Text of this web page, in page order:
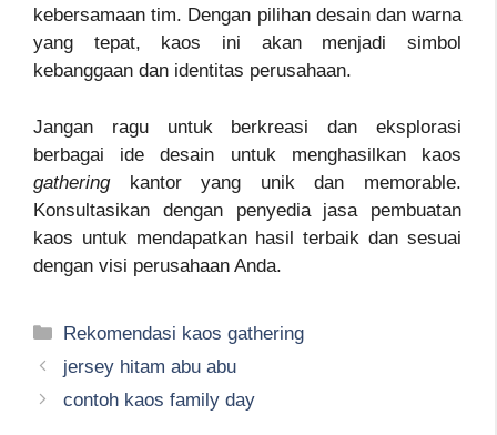
kebersamaan tim. Dengan pilihan desain dan warna
yang tepat, kaos ini akan menjadi simbol
kebanggaan dan identitas perusahaan.
Jangan ragu untuk berkreasi dan eksplorasi
berbagai ide desain untuk menghasilkan kaos
gatheringkantor yang unik dan memorable.
Konsultasikan dengan penyedia jasa pembuatan
kaos untuk mendapatkan hasil terbaik dan sesuai
dengan visi perusahaan Anda.
Kategori
Rekomendasi kaos gathering
jersey hitam abu abu
contoh kaos family day